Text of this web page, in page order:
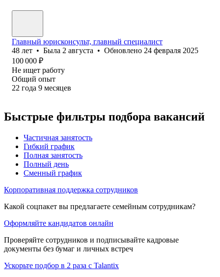
Главный юрисконсульт, главный специалист
48 лет • Была 2 августа • Обновлено 24 февраля 2025
100 000 ₽
Не ищет работу
Общий опыт
22 года 9 месяцев
Быстрые фильтры подбора вакансий
Частичная занятость
Гибкий график
Полная занятость
Полный день
Сменный график
Корпоративная поддержка сотрудников
Какой соцпакет вы предлагаете семейным сотрудникам?
Оформляйте кандидатов онлайн
Проверяйте сотрудников и подписывайте кадровые
документы без бумаг и личных встреч
Ускорьте подбор в 2 раза с Talantix